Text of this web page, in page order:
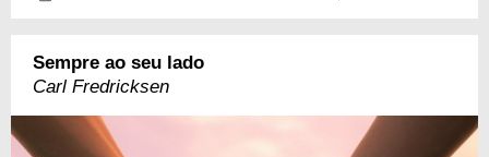
Sempre ao seu lado
Carl Fredricksen